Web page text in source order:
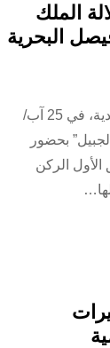
الملك
البحرية
استقبلت القوات البحرية الملكية السعودية، في 25 آب/
بحضور
الأول الركن
3 مسيرات